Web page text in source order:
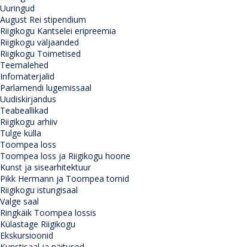
Uuringud
August Rei stipendium
Riigikogu Kantselei eripreemia
Riigikogu väljaanded
Riigikogu Toimetised
Teemalehed
Infomaterjalid
Parlamendi lugemissaal
Uudiskirjandus
Teabeallikad
Riigikogu arhiiv
Tulge külla
Toompea loss
Toompea loss ja Riigikogu hoone
Kunst ja sisearhitektuur
Pikk Hermann ja Toompea tornid
Riigikogu istungisaal
Valge saal
Ringkäik Toompea lossis
Külastage Riigikogu
Ekskursioonid